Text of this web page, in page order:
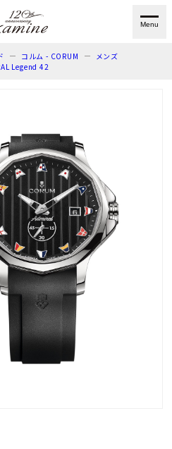
Menu
コルム - CORUM
メンズ
Legend 42